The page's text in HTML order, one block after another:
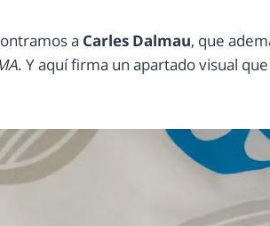
a Carles Dalmau, que
. Y aquí firma un apartado visual